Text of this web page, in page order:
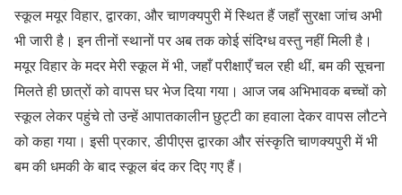
स्कूल मयूर विहार, द्वारका, और चाणक्यपुरी में स्थित हैं जहाँ सुरक्षा जांच अभी
भी जारी है। इन तीनों स्थानों पर अब तक कोई संदिग्ध वस्तु नहीं मिली है।
मयूर विहार के मदर मेरी स्कूल में भी, जहाँ परीक्षाएँ चल रही थीं, बम की सूचना
मिलते ही छात्रों को वापस घर भेज दिया गया। आज जब अभिभावक बच्चों को
स्कूल लेकर पहुंचे तो उन्हें आपातकालीन छुट्टी का हवाला देकर वापस लौटने
को कहा गया। इसी प्रकार, डीपीएस द्वारका और संस्कृति चाणक्यपुरी में भी
बम की धमकी के बाद स्कूल बंद कर दिए गए हैं।